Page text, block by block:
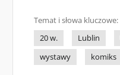
Temat i słowa kluczowe:
20 w.
Lublin
wystawy
komiks